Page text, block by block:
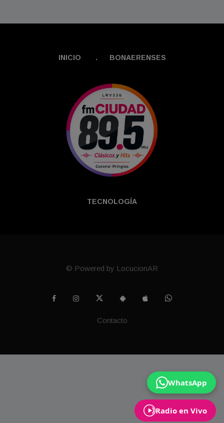
WhatsApp
Radio en Vivo
INICIO . BONAERENSES
TECNOLOGÍ­A
© Powered by LocucionAR
Contacto